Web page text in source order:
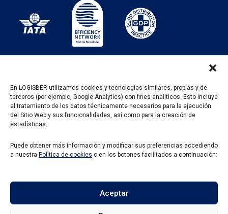
En LOGISBER utilizamos cookies y tecnologías similares, propias y de
terceros (por ejemplo, Google Analytics) con fines analíticos. Esto incluye
el tratamiento de los datos técnicamente necesarios para la ejecución
del Sitio Web y sus funcionalidades, así como para la creación de
estadísticas.
Puede obtener más información y modificar sus preferencias accediendo
a nuestra Política de cookies o en los botones facilitados a continuación:
Aceptar
PROGRAMA KIT DIGITAL FINANCIADO POR LOS
FONDOS NEXT GENERATION DEL MECANISMO DE